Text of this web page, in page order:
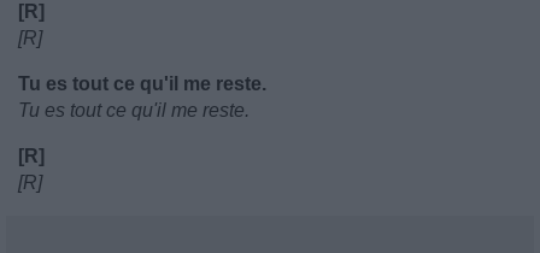
[R]
[R]
Tu es tout ce qu'il me reste.
Tu es tout ce qu'il me reste.
[R]
[R]